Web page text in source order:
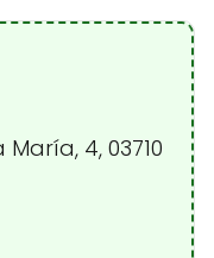
4, 03710